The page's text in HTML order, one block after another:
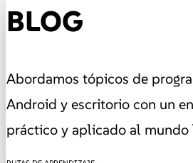
BLOG
Abordamos tópicos de
Android y escritorio con un
práctico y aplicado al mundo